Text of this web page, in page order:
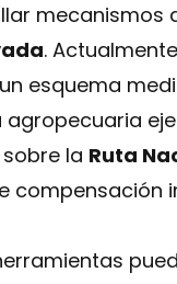
mecanismos
.
esquema
agropecuaria
la Ruta
compensación